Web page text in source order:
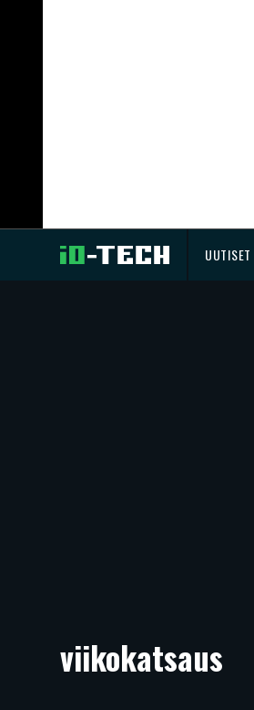
UUTISET
viikokatsaus